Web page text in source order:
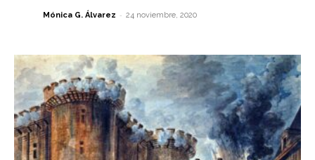
Mónica G. Álvarez - 24 noviembre, 2020